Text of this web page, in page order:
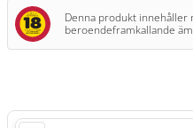
Denna produkt
beroendeframkallande